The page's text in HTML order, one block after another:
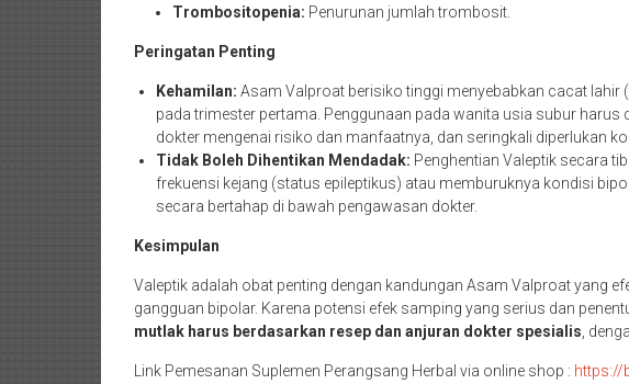
Trombositopenia: Penurunan jumlah trombosit.
Peringatan Penting
Kehamilan: Asam Valproat berisiko tinggi menyebabkan cacat lahir
pada trimester pertama. Penggunaan pada wanita usia subur
dokter mengenai risiko dan manfaatnya, dan seringkali diperlukan
Tidak Boleh Dihentikan Mendadak: Penghentian Valeptik secara
frekuensi kejang (status epileptikus) atau memburuknya kondisi
secara bertahap di bawah pengawasan dokter.
Kesimpulan
Valeptik adalah obat penting dengan kandungan Asam Valproat yang
gangguan bipolar. Karena potensi efek samping yang serius dan
mutlak harus berdasarkan resep dan anjuran dokter spesialis,
Link Pemesanan Suplemen Perangsang Herbal via online shop : https://